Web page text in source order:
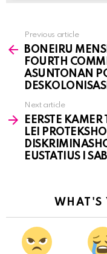
more
Previous article
BONEIRU
FOURTH
ASUNTONAN
Next article
EERSTE
LEI
EUSTATIUS I
WHAT'S